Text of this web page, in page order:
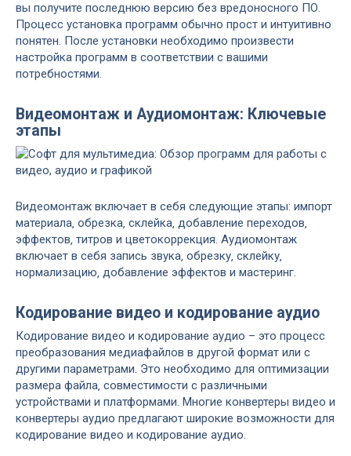
вы получите последнюю версию без вредоносного ПО.
Процесс установка программ обычно прост и интуитивно
понятен. После установки необходимо произвести
настройка программ в соответствии с вашими
потребностями.
Видеомонтаж и Аудиомонтаж: Ключевые
этапы
Видеомонтаж включает в себя следующие этапы: импорт
материала‚ обрезка‚ склейка‚ добавление переходов‚
эффектов‚ титров и цветокоррекция. Аудиомонтаж
включает в себя запись звука‚ обрезку‚ склейку‚
нормализацию‚ добавление эффектов и мастеринг.
Кодирование видео и кодирование аудио
Кодирование видео и кодирование аудио – это процесс
преобразования медиафайлов в другой формат или с
другими параметрами. Это необходимо для оптимизации
размера файла‚ совместимости с различными
устройствами и платформами. Многие конвертеры видео и
конвертеры аудио предлагают широкие возможности для
кодирование видео и кодирование аудио.